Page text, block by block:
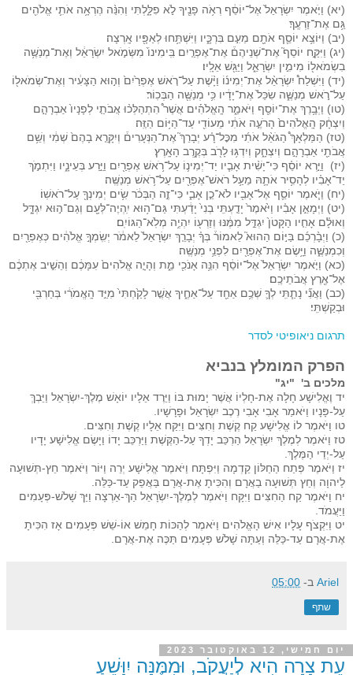
(יא) וַיֹּ֤אמֶר יִשְׂרָאֵל֙ אֶל־יוֹסֵ֔ף רְאֹ֥ה פָנֶ֖יךָ לֹ֣א פִלָּ֑לְתִּי וְהִנֵּ֨ה הֶרְאָ֥ה אֹתִ֛י אֱלֹהִ֖ים
גַּ֥ם אֶת־זַרְעֶֽךָ׃
(יב) וַיּוֹצֵ֥א יוֹסֵ֛ף אֹתָ֖ם מֵעִ֣ם בִּרְכָּ֑יו וַיִּשְׁתַּ֥חוּ לְאַפָּ֖יו אָֽרְצָה׃
(יג) וַיִּקַּ֣ח יוֹסֵף֮ אֶת־שְׁנֵיהֶם֒ אֶת־אֶפְרַ֤יִם בִּֽימִינוֹ֙ מִשְּׂמֹ֣אל יִשְׂרָאֵ֔ל וְאֶת־מְנַשֶּׁ֥ה
בִשְׂמֹאל֖וֹ מִימִ֣ין יִשְׂרָאֵ֑ל וַיַּגֵּ֖שׁ אֵלָֽיו׃
(יד) וַיִּשְׁלַח֩ יִשְׂרָאֵ֨ל אֶת־יְמִינ֜וֹ וַיָּ֨שֶׁת עַל־רֹ֤אשׁ אֶפְרַ֙יִם֙ וְה֣וּא הַצָּעִ֔יר וְאֶת־שְׂמֹאל֖וֹ
עַל־רֹ֣אשׁ מְנַשֶּׁ֑ה שִׂכֵּל֙ אֶת־יָדָ֔יו כִּ֥י מְנַשֶּׁ֖ה הַבְּכֽוֹר׃
(טו) וַיְבָ֥רֶךְ אֶת־יוֹסֵ֖ף וַיֹּאמַ֑ר הָֽאֱלֹהִ֡ים אֲשֶׁר֩ הִתְהַלְּכ֨וּ אֲבֹתַ֤י לְפָנָיו֙ אַבְרָהָ֣ם
וְיִצְחָ֔ק הָֽאֱלֹהִים֙ הָרֹעֶ֣ה אֹתִ֔י מֵעוֹדִ֖י עַד־הַיּ֥וֹם הַזֶּֽה׃
(טז) הַמַּלְאָךְ֩ הַגֹּאֵ֨ל אֹתִ֜י מִכׇּל־רָ֗ע יְבָרֵךְ֮ אֶת־הַנְּעָרִים֒ וְיִקָּרֵ֤א בָהֶם֙ שְׁמִ֔י וְשֵׁ֥ם
אֲבֹתַ֖י אַבְרָהָ֣ם וְיִצְחָ֑ק וְיִדְגּ֥וּ לָרֹ֖ב בְּקֶ֥רֶב הָאָֽרֶץ׃
(יז) וַיַּ֣רְא יוֹסֵ֗ף כִּי־יָשִׁ֨ית אָבִ֧יו יַד־יְמִינ֛וֹ עַל־רֹ֥אשׁ אֶפְרַ֖יִם וַיֵּ֣רַע בְּעֵינָ֑יו וַיִּתְמֹ֣ךְ
יַד־אָבִ֗יו לְהָסִ֥יר אֹתָ֛הּ מֵעַ֥ל רֹאשׁ־אֶפְרַ֖יִם עַל־רֹ֥אשׁ מְנַשֶּֽׁה׃
(יח) וַיֹּ֧אמֶר יוֹסֵ֛ף אֶל־אָבִ֖יו לֹא־כֵ֣ן אָבִ֑י כִּי־זֶ֣ה הַבְּכֹ֔ר שִׂ֥ים יְמִינְךָ֖ עַל־רֹאשֽׁוֹ׃
(יט) וַיְמָאֵ֣ן אָבִ֗יו וַיֹּ֙אמֶר֙ יָדַ֤עְתִּֽי בְנִי֙ יָדַ֔עְתִּי גַּם־ה֥וּא יִֽהְיֶה־לְּעָ֖ם וְגַם־ה֣וּא יִגְדָּ֑ל
וְאוּלָ֗ם אָחִ֤יו הַקָּטֹן֙ יִגְדַּ֣ל מִמֶּ֔נּוּ וְזַרְע֖וֹ יִהְיֶ֥ה מְלֹֽא־הַגּוֹיִֽם׃
(כ) וַיְבָ֨רְכֵ֜ם בַּיּ֣וֹם הַהוּא֮ לֵאמוֹר֒ בְּךָ֗ יְבָרֵ֤ךְ יִשְׂרָאֵל֙ לֵאמֹ֔ר יְשִֽׂמְךָ֣ אֱלֹהִ֔ים כְּאֶפְרַ֖יִם
וְכִמְנַשֶּׁ֑ה וַיָּ֥שֶׂם אֶת־אֶפְרַ֖יִם לִפְנֵ֥י מְנַשֶּֽׁה׃
(כא) וַיֹּ֤אמֶר יִשְׂרָאֵל֙ אֶל־יוֹסֵ֔ף הִנֵּ֥ה אָנֹכִ֖י מֵ֑ת וְהָיָ֤ה אֱלֹהִים֙ עִמָּכֶ֔ם וְהֵשִׁ֣יב אֶתְכֶ֔ם
אֶל־אֶ֖רֶץ אֲבֹתֵיכֶֽם׃
(כב) וַאֲנִ֞י נָתַ֧תִּֽי לְךָ֛ שְׁכֶ֥ם אַחַ֖ד עַל־אַחֶ֑יךָ אֲשֶׁ֤ר לָקַ֙חְתִּי֙ מִיַּ֣ד הָֽאֱמֹרִ֔י בְּחַרְבִּ֖י
וּבְקַשְׁתִּֽי׃
תרגום ניאופיטי לסדר
הפרק המומלץ בנביא
מלכים ב' "יג"
יד וֶאֱלִישָׁע חָלָה אֶת-חָלְיוֹ אֲשֶׁר יָמוּת בּוֹ וַיֵּרֶד אֵלָיו יוֹאָשׁ מֶלֶךְ-יִשְׂרָאֵל וַיֵּבְךְּ
עַל-פָּנָיו וַיֹּאמַר אָבִי אָבִי רֶכֶב יִשְׂרָאֵל וּפָרָשָׁיו.
טו וַיֹּאמֶר לוֹ אֱלִישָׁע קַח קֶשֶׁת וְחִצִּים וַיִּקַּח אֵלָיו קֶשֶׁת וְחִצִּים.
טז וַיֹּאמֶר לְמֶלֶךְ יִשְׂרָאֵל הַרְכֵּב יָדְךָ עַל-הַקֶּשֶׁת וַיַּרְכֵּב יָדוֹ וַיָּשֶׂם אֱלִישָׁע יָדָיו
עַל-יְדֵי הַמֶּלֶךְ.
יז וַיֹּאמֶר פְּתַח הַחַלּוֹן קֵדְמָה וַיִּפְתָּח וַיֹּאמֶר אֱלִישָׁע יְרֵה וַיּוֹר וַיֹּאמֶר חֵץ-תְּשׁוּעָה
לַיהוָה וְחֵץ תְּשׁוּעָה בַאֲרָם וְהִכִּיתָ אֶת-אֲרָם בַּאֲפֵק עַד-כַּלֵּה.
יח וַיֹּאמֶר קַח הַחִצִּים וַיִּקָּח וַיֹּאמֶר לְמֶלֶךְ-יִשְׂרָאֵל הַךְ-אַרְצָה וַיַּךְ שָׁלֹשׁ-פְּעָמִים
וַיַּעֲמֹד.
יט וַיִּקְצֹף עָלָיו אִישׁ הָאֱלֹהִים וַיֹּאמֶר לְהַכּוֹת חָמֵשׁ אוֹ-שֵׁשׁ פְּעָמִים אָז הִכִּיתָ
אֶת-אֲרָם עַד-כַּלֵּה וְעַתָּה שָׁלֹשׁ פְּעָמִים תַּכֶּה אֶת-אֲרָם.
Ariel ב- 05:00
שתף
יום חמישי, 12 באוקטובר 2023
עֵת צָרָה הִיא לְיַעֲקֹב, וּמִמֶּנָּה יִוָּשֵׁעַ